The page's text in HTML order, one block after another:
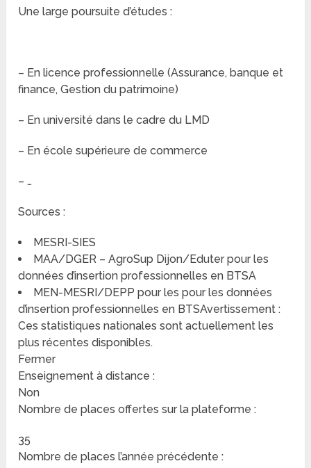
Une large poursuite d’études :
– En licence professionnelle (Assurance, banque et
finance, Gestion du patrimoine)
– En université dans le cadre du LMD
– En école supérieure de commerce
– …
Sources :
MESRI-SIES
MAA/DGER – AgroSup Dijon/Eduter pour les
données d’insertion professionnelles en BTSA
MEN-MESRI/DEPP pour les pour les données
d’insertion professionnelles en BTSAvertissement :
Ces statistiques nationales sont actuellement les
plus récentes disponibles.
Fermer
Enseignement à distance :
Non
Nombre de places offertes sur la plateforme :
35
Nombre de places l’année précédente :